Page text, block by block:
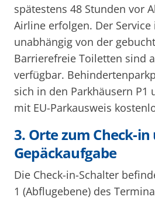
spätestens 48 Stunden vor
Airline erfolgen. Der
unabhängig von der
Barrierefreie Toiletten sind
verfügbar.
sich in den Parkhäusern P1
mit EU-Parkausweis
3. Orte zum Check-
Gepäckaufgabe
Die Check-in-Schalter
1 (Abflugebene) des